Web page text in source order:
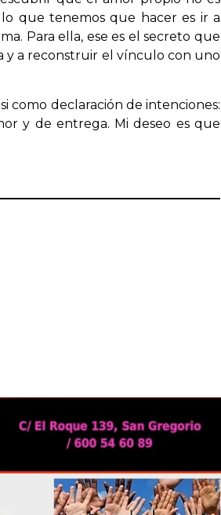
que tenemos que hacer es ir a
Para ella, ese es el secreto que
y a reconstruir el vínculo con uno
como declaración de intenciones:
y de entrega. Mi deseo es que